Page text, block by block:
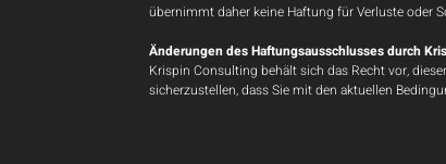
übernimmt daher keine Haftung für Verluste oder
Änderungen des Haftungsausschlusses durch
Krispin Consulting behält sich das Recht vor,
sicherzustellen, dass Sie mit den aktuellen